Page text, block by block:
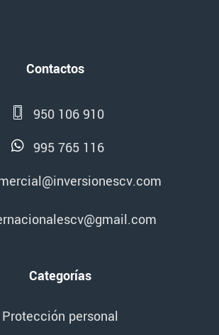
Contactos
950 106 910
995 765 116
Categorías
Protección personal